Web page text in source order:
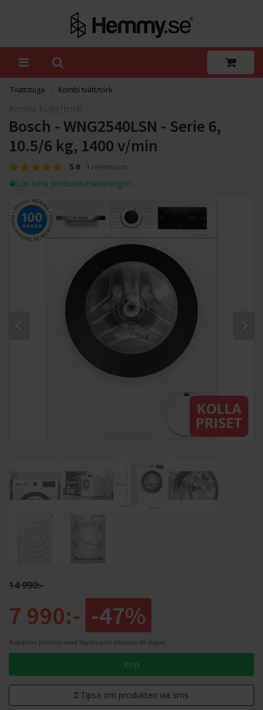
Tvättstuga Kombi tvätt/tork
Kombi tvätt/tork
Bosch - WNG2540LSN - Serie 6,
10.5/6 kg, 1400 v/min
5.0 1 recension
Läs hela produktbeskrivningen
KOLLA
PRISET
14 990:-
7 990:- -47%
Köp
Tipsa om produkten via sms